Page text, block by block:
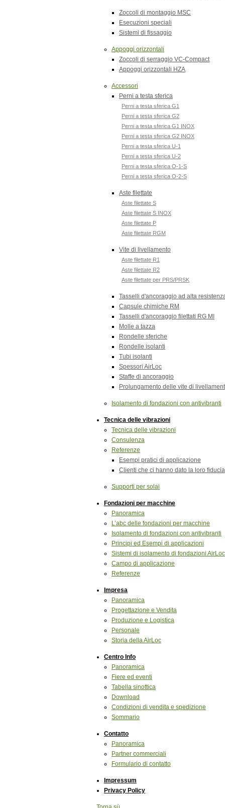
Zoccoli di montaggio MSC
Esecuzioni speciali
Sistemi di fissaggio
Appoggi orizzontali
Zoccoli di serraggio VC-Compact
Appoggi orizzontali HZA
Accessori
Perni a testa sferica
Perni a testa sferica G1
Perni a testa sferica G2
Perni a testa sferica G1 INOX
Perni a testa sferica G2 INOX
Perni a testa sferica U-1
Perni a testa sferica U-2
Perni a testa sferica O-1-S
Perni a testa sferica O-2-S
Aste filettate
Aste filettate S
Aste filettate S INOX
Aste filettate P
Aste filettate RGM
Vite di livellamento
Aste filettate R1
Aste filettate R2
Aste filettate per PRS/PRSK
Tasselli d'ancoraggio ad alta
Capsule chimiche RM
Tasselli d'ancoraggio filettati RG MI
Molle a tazza
Rondelle sferiche
Rondelle isolanti
Tubi isolanti
Spessori AirLoc
Staffe di ancoraggio
Prolungamento delle vite di
Isolamento di fondazioni con antivibranti
Tecnica delle vibrazioni
Tecnica delle vibrazioni
Consulenza
Referenze
Esempi pratici di applicazione
Clienti che ci hanno dato la loro fiducia
Supporti per solai
Fondazioni per macchine
Panoramica
L’abc delle fondazioni per macchine
Isolamento di fondazioni con antivibranti
Principi ed Esempi di applicazioni
Sistemi di isolamento di fondazioni
Campo di applicazione
Referenze
Impresa
Panoramica
Progettazione e Vendita
Produzione e Logistica
Personale
Storia della AirLoc
Centro Info
Panoramica
Fiere ed eventi
Tabella sinottica
Download
Condizioni di vendita e spedizione
Sommario
Contatto
Panoramica
Partner commerciali
Formulario di contatto
Impressum
Privacy Policy